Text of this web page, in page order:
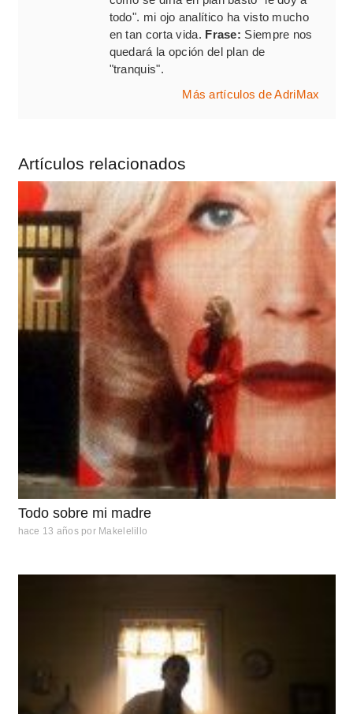
todo". mi ojo analítico ha visto mucho
en tan corta vida. Frase: Siempre nos
quedará la opción del plan de
"tranquis".
Más artículos de AdriMax
Artículos relacionados
Todo sobre mi madre
hace 13 años por Makelelillo